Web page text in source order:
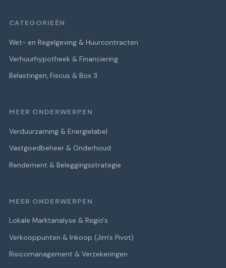
CATEGORIEËN
Wet- en Regelgeving & Huurcontracten
Verhuurhypotheek & Financiering
Belastingen, Fiscus & Box 3
MEER ONDERWERPEN
Verduurzaming & Energielabel
Vastgoedbeheer & Onderhoud
Rendement & Beleggingsstrategie
MEER ONDERWERPEN
Lokale Marktanalyse & Regio's
Verkooppunten & Inkoop (Jim's Pivot)
Risicomanagement & Verzekeringen